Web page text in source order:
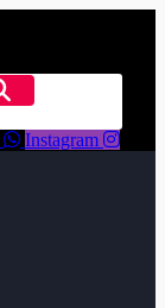
Instagram